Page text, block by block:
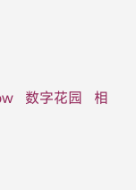
数字花园
相